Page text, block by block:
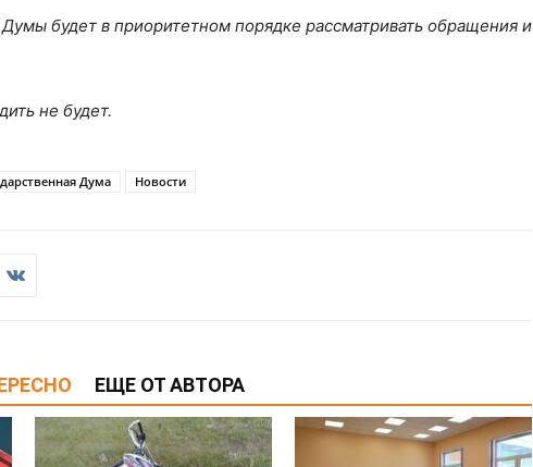
будет в приоритетном порядке рассматривать обращения и
не будет.
Дума Новости
ЕЩЕ ОТ АВТОРА